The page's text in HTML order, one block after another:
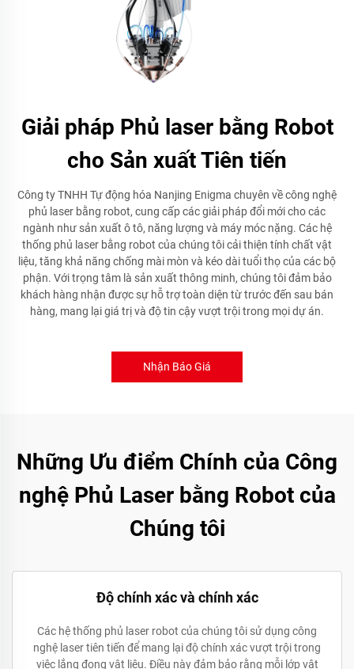
Giải pháp Phủ laser bằng Robot
cho Sản xuất Tiên tiến
Công ty TNHH Tự động hóa Nanjing Enigma chuyên về công nghệ
phủ laser bằng robot, cung cấp các giải pháp đổi mới cho các
ngành như sản xuất ô tô, năng lượng và máy móc nặng. Các hệ
thống phủ laser bằng robot của chúng tôi cải thiện tính chất vật
liệu, tăng khả năng chống mài mòn và kéo dài tuổi thọ của các bộ
phận. Với trọng tâm là sản xuất thông minh, chúng tôi đảm bảo
khách hàng nhận được sự hỗ trợ toàn diện từ trước đến sau bán
hàng, mang lại giá trị và độ tin cậy vượt trội trong mọi dự án.
Nhận Báo Giá
Những Ưu điểm Chính của Công
nghệ Phủ Laser bằng Robot của
Chúng tôi
Độ chính xác và chính xác
Các hệ thống phủ laser robot của chúng tôi sử dụng công
nghệ laser tiên tiến để mang lại độ chính xác vượt trội trong
việc lắng đọng vật liệu. Điều này đảm bảo rằng mỗi lớp vật